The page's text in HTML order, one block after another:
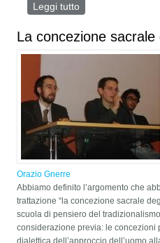
Leggi tutto
La concezione sacrale
Orazio Gnerre
Abbiamo definito l’argomento che
trattazione “la concezione sacrale
scuola di pensiero del
considerazione previa: le